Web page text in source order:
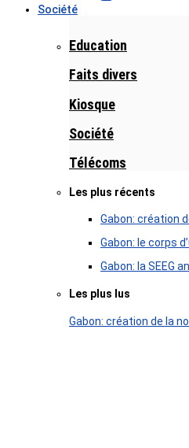
Société
Education
Faits divers
Kiosque
Société
Télécoms
Les plus récents
Gabon: création
Gabon: le corps
Gabon: la SEEG
Les plus lus
Gabon: création de la